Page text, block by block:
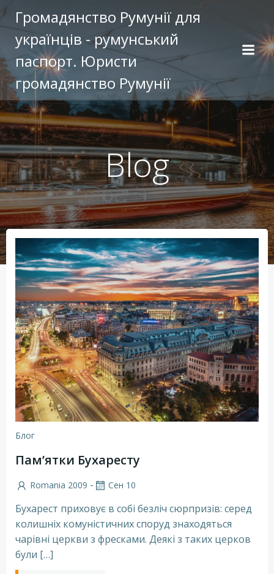
к
содержимому
Громадянство Румунії для
українців - румунський
паспорт. Юристи
громадянство Румунії
Blog
Блог
Пам’ятки Бухаресту
Romania 2009 - Сен 10
Бухарест приховує в собі безліч сюрпризів: серед
колишніх комуністичних споруд знаходяться
чарівні церкви з фресками. Деякі з таких церков
були […]